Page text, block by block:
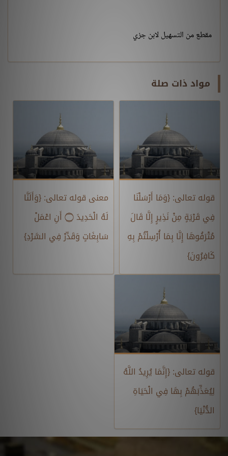
مقطع من التسهيل لابن جزي
مواد ذات صلة
قوله تعالى: {وَمَا أَرْسَلْنَا
فِي قَرْيَةٍ مِنْ نَذِيرٍ إِلَّا قَالَ
مُتْرَفُوهَا إِنَّا بِمَا أُرْسِلْتُمْ بِهِ
كَافِرُونَ}
معنى قوله تعالى: {وَأَلَنَّا
لَهُ الْحَدِيدَ ۝ أَنِ اعْمَلْ
سَابِغَاتٍ وَقَدِّرْ فِي السَّرْدِ}
قوله تعالى: {إِنَّمَا يُرِيدُ اللَّهُ
لِيُعَذِّبَهُمْ بِهَا فِي الْحَيَاةِ
الدُّنْيَا}